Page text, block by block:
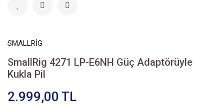
SMALLRİG
SmallRig 4271 LP-E6NH Güç Adaptörüyle
Kukla Pil
2.999,00 TL